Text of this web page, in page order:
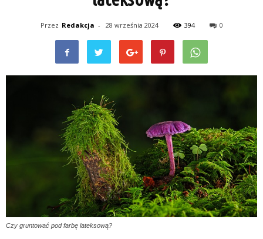
Przez Redakcja - 28 września 2024 394 0
Czy gruntować pod farbę lateksową?